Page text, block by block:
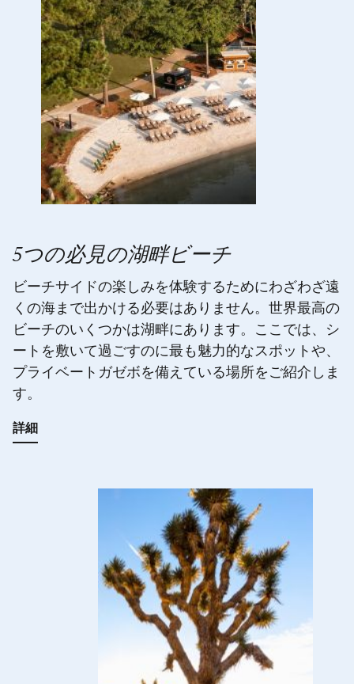
5つの必見の湖畔ビーチ
ビーチサイドの楽しみを体験するためにわざわざ遠
くの海まで出かける必要はありません。世界最高の
ビーチのいくつかは湖畔にあります。ここでは、シ
ートを敷いて過ごすのに最も魅力的なスポットや、
プライベートガゼボを備えている場所をご紹介しま
す。
詳細